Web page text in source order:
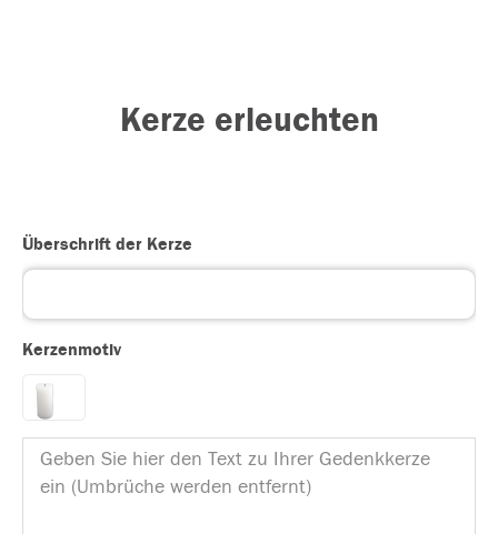
Kerze erleuchten
Überschrift der Kerze
Kerzenmotiv